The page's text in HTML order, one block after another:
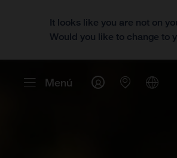
It looks like you are not on
Would you like to change to
Menú